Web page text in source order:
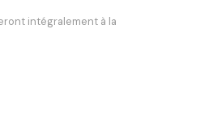
intégralement à la